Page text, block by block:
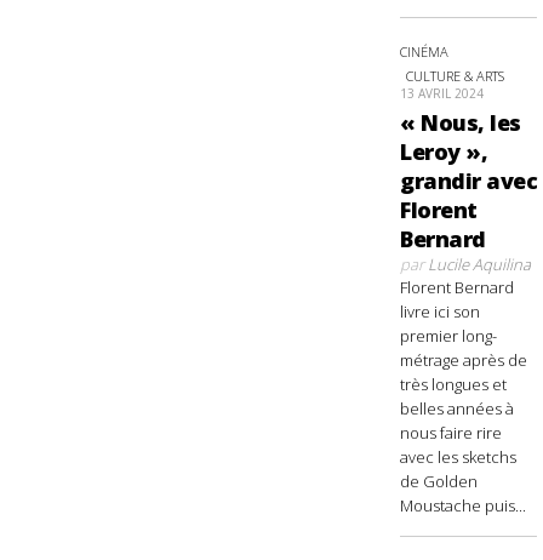
CINÉMA
CULTURE & ARTS
13 AVRIL 2024
« Nous, les
Leroy »,
grandir avec
Florent
Bernard
parLucile Aquilina
Florent Bernard
livre ici son
premier long-
métrage après de
très longues et
belles années à
nous faire rire
avec les sketchs
de Golden
Moustache puis...